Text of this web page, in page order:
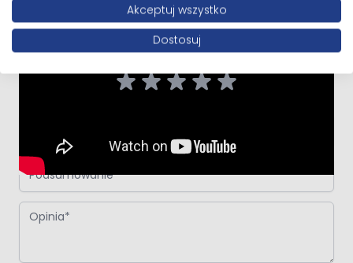
Napisz opinię o produkcie:Oltens Forde umywalka 48x37 cm
nablatowa prostokątna z powłoką SmartClean biała
Podsumowanie
Opinia
Akceptuj wszystko
Dostosuj